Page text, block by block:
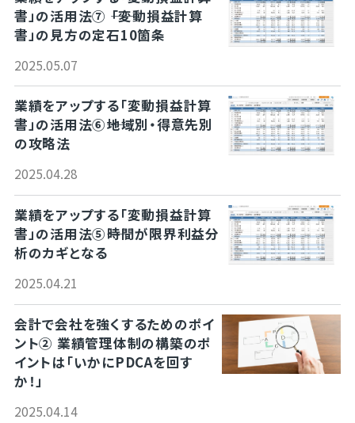
書」の活用法⑦ ――「変動損益計算
書」の見方の定石10箇条
2025.05.07
業績をアップする「変動損益計算
書」の活用法⑥――地域別・得意先別
の攻略法
2025.04.28
業績をアップする「変動損益計算
書」の活用法⑤――時間が限界利益分
析のカギとなる
2025.04.21
会計で会社を強くするためのポイ
ント② 業績管理体制の構築のポ
イントは「いかにPDCAを回す
か！」
2025.04.14